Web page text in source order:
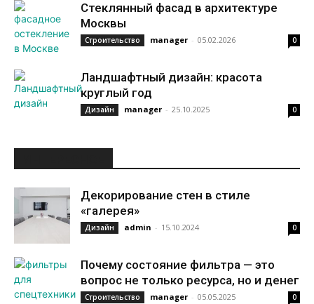
Стеклянный фасад в архитектуре
Москвы
Строительство manager - 05.02.2026 0
Ландшафтный дизайн: красота
круглый год
Дизайн manager - 25.10.2025 0
Декорирование стен в стиле
«галерея»
Дизайн admin - 15.10.2024 0
Почему состояние фильтра — это
вопрос не только ресурса, но и денег
Строительство manager - 05.05.2025 0